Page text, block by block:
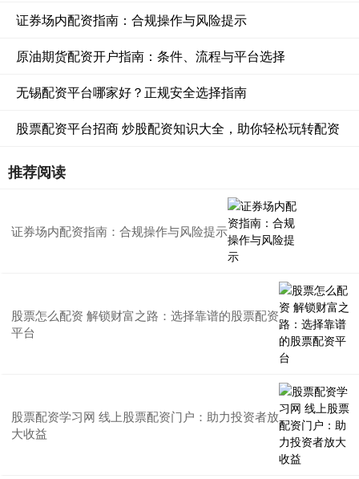
证券场内配资指南：合规操作与风险提示
原油期货配资开户指南：条件、流程与平台选择
无锡配资平台哪家好？正规安全选择指南
股票配资平台招商 炒股配资知识大全，助你轻松玩转配资
推荐阅读
证券场内配资指南：合规操作与风险提示
股票怎么配资 解锁财富之路：选择靠谱的股票配资
平台
股票配资学习网 线上股票配资门户：助力投资者放
大收益